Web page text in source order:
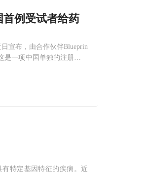
例受试者给药
宣布，由合作伙伴Blueprin
一项中国单独的注册桥接
有特定基因特征的疾病。近